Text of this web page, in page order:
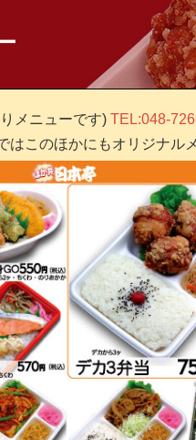
メニューです) TEL:048-
このほかにもオリジナル